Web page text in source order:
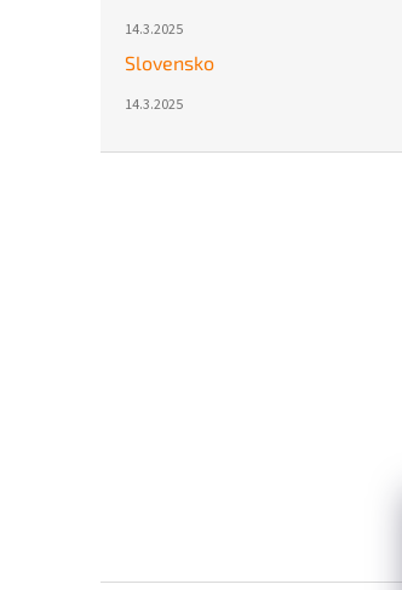
14.3.2025
Slovensko
14.3.2025